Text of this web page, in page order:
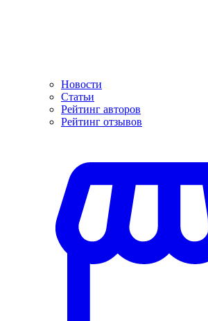
Новости
Статьи
Рейтинг авторов
Рейтинг отзывов